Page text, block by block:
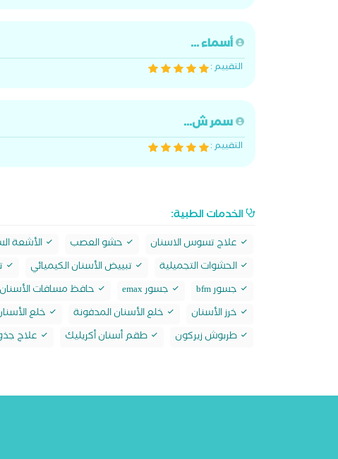
أسماء ...
التقييم :
سمر ش...
التقييم :
الخدمات الطبية:
علاج تسوس الاسنان حشو العصب الأشعة
الحشوات التجميلية
تبييض الأسنان الكيميائي
جسور bfm
جسور emax حافظ مسافات الأسنان
خرز الأسنان
خلع الأسنان المدفونة خلع
طربوش زيركون
طقم أسنان أكريليك علاج